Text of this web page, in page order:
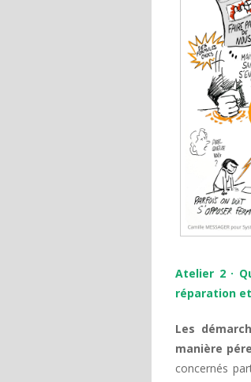
Atelier 2 ·
réparation
Les
manière
concernés